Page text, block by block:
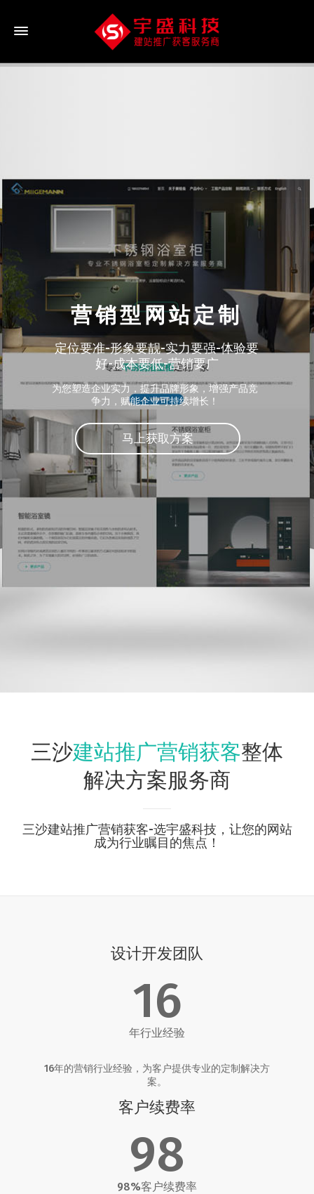
营销型网站定制
定位要准-形象要靓-实力要强-体验要
好-成本要低-营销要广
为您塑造企业实力，提升品牌形象，增强产品竞
争力，赋能企业可持续增长！
马上获取方案
三沙建站推广营销获客整体
解决方案服务商
三沙建站推广营销获客-选宇盛科技，让您的网站
成为行业瞩目的焦点！
设计开发团队
16
年行业经验
16年的营销行业经验，为客户提供专业的定制解决方
案。
客户续费率
98
98%客户续费率